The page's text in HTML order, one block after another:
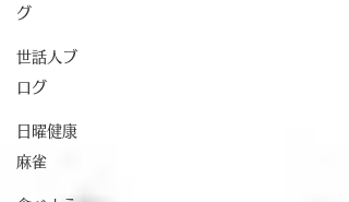
グ
世話人ブ
ログ
日曜健康
麻雀